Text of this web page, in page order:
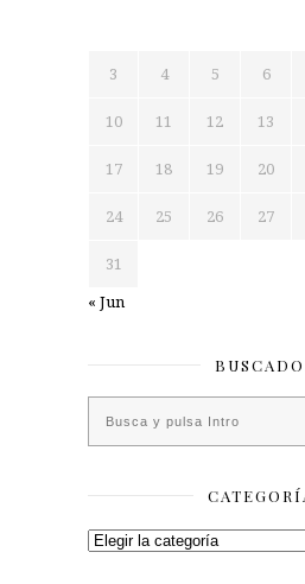
3 4 5 6
10 11 12 13
17 18 19 20
24 25 26 27
31
« Jun
Categorías